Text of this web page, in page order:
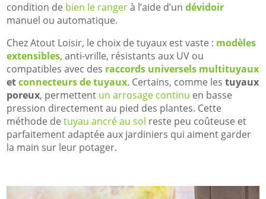
condition de bien le rangerà l’aide d’undévidoir
manuel ou automatique.
Chez Atout Loisir, le choix de tuyaux est vaste : modèles
extensibles, anti-vrille, résistants aux UV ou
compatibles avec des raccords universels multituyaux
etconnecteurs de tuyaux. Certains, comme lestuyaux
poreux, permettent un arrosage continu en basse
pression directement au pied des plantes. Cette
méthode detuyau ancré au sol reste peu coûteuse et
parfaitement adaptée aux jardiniers qui aiment garder
la main sur leur potager.